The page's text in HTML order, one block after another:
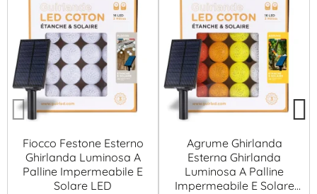
Fiocco Festone Esterno
Ghirlanda Luminosa A
Palline Impermeabile E
Solare LED
Agrume Ghirlanda
Esterna Ghirlanda
Luminosa A Palline
Impermeabile E Solare